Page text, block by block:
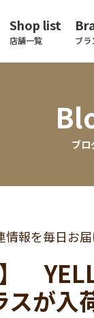
Shop list
店舗一覧 ブラ
ブロ
報を毎日お届
】
が入